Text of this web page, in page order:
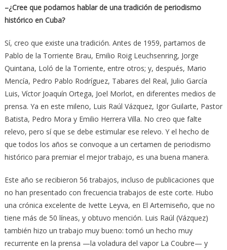
–¿Cree que podamos hablar de una tradición de periodismo
histórico en Cuba?
Sí, creo que existe una tradición. Antes de 1959, partamos de
Pablo de la Torriente Brau, Emilio Roig Leuchsenring, Jorge
Quintana, Loló de la Torriente, entre otros; y, después, Mario
Mencía, Pedro Pablo Rodríguez, Tabares del Real, Julio García
Luis, Víctor Joaquín Ortega, Joel Morlot, en diferentes medios de
prensa. Ya en este mileno, Luis Raúl Vázquez, Igor Guilarte, Pastor
Batista, Pedro Mora y Emilio Herrera Villa. No creo que falte
relevo, pero sí que se debe estimular ese relevo. Y el hecho de
que todos los años se convoque a un certamen de periodismo
histórico para premiar el mejor trabajo, es una buena manera.
Este año se recibieron 56 trabajos, incluso de publicaciones que
no han presentado con frecuencia trabajos de este corte. Hubo
una crónica excelente de Ivette Leyva, en El Artemiseño, que no
tiene más de 50 líneas, y obtuvo mención. Luis Raúl (Vázquez)
también hizo un trabajo muy bueno: tomó un hecho muy
recurrente en la prensa —la voladura del vapor La Coubre— y